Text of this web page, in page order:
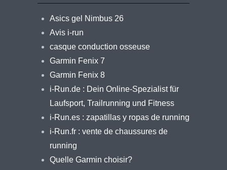
Asics gel Nimbus 26
Avis i-run
casque conduction osseuse
Garmin Fenix 7
Garmin Fenix 8
i-Run.de : Dein Online-Spezialist für
Laufsport, Trailrunning und Fitness
i-Run.es : zapatillas y ropas de running
i-Run.fr : vente de chaussures de
running
Quelle Garmin choisir?